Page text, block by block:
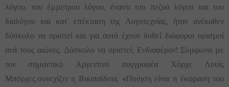
λόγου, του έμμετρου λόγου, έναντι του πεζού λόγου και του
διαλόγου και κατ’ επέκταση της Λογοτεχνίας, ήταν ανέκαθεν
δύσκολο να οριστεί και για αυτό έχουν δοθεί διάφοροι ορισμοί
ανά τους αιώνες. Δύσκολο να οριστεί; Ενδιαφέρον! Σύμφωνα με
τον σημαντικό Αργεντινό συγγραφέα Χόρχε Λουίς
Μπόρχες,συνεχίζει η Βικιπαίδεια, «Ποίηση είναι η έκφραση του